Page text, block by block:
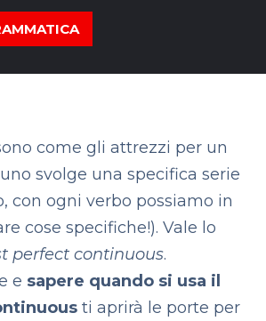
come gli attrezzi per un
svolge una specifica serie
con ogni verbo possiamo in
cose specifiche!). Vale lo
perfect continuous.
e sapere quando si usa il
ti aprirà le porte per